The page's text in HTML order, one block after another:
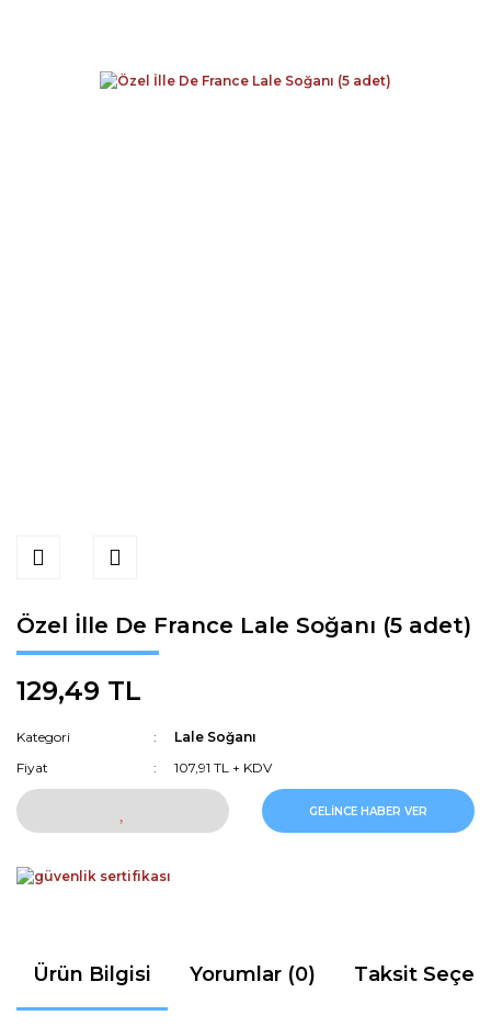
Özel İlle De France Lale Soğanı (5 adet)
129,49 TL
Kategori
Lale Soğanı
Fiyat
107,91 TL + KDV
GELİNCE HABER VER
Ürün Bilgisi Yorumlar (0) Taksit